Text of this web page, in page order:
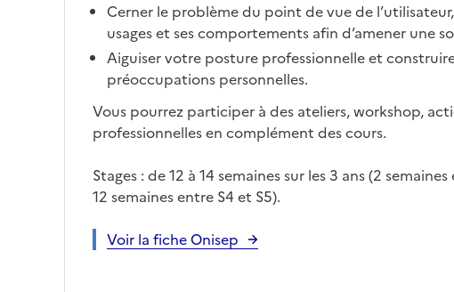
Cerner le problème du point de vue de
usages et ses comportements afin d’amener une
Aiguiser votre posture professionnelle et
préoccupations personnelles.
Vous pourrez participer à des ateliers, workshop,
professionnelles en complément des cours.
Stages : de 12 à 14 semaines sur les 3 ans (2
12 semaines entre S4 et S5).
Voir la fiche Onisep